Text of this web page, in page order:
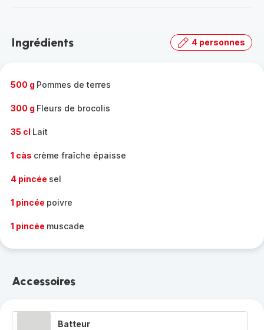
-
gamme
Ingrédients 4 personnes
500 g Pommes de terres
300 g Fleurs de brocolis
35 cl Lait
1 càs crème fraîche épaisse
4 pincée sel
1 pincée poivre
1 pincée muscade
Accessoires
Batteur